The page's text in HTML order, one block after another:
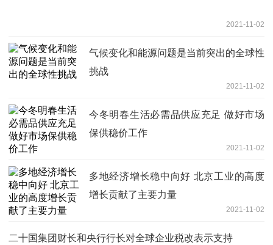
2021-11-02
气候变化和能源问题是当前突出的全球性
挑战
2021-11-02
今冬明春生活必需品供应充足 做好市场
保供稳价工作
2021-11-02
多地经济增长稳中向好 北京工业的高度
增长贡献了主要力量
2021-11-02
二十国集团财长和央行行长对全球企业税改表示支持